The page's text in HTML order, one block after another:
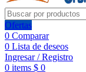
Ofertas
0 Comparar
0 Lista de deseos
Ingresar / Registro
0 items $ 0